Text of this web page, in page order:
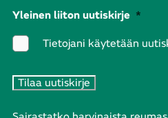
Yleinen liiton uutiskirje *
Tietojani käytetään